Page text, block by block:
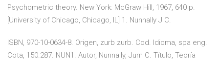
Psychometric theory. New York: McGraw Hill, 1967, 640 p.
[University of Chicago, Chicago, IL] 1. Nunnally J C.
ISBN, 970-10-0634-8. Origen, zurb zurb. Cod. Idioma, spa eng.
Cota, 150.287. NUN1. Autor, Nunnally, Jum C. Título, Teoría